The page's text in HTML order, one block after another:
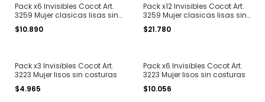
Pack x6 Invisibles Cocot Art.
3259 Mujer clasicas lisas sin
costura
$10.890
Pack x12 Invisibles Cocot Art.
3259 Mujer clasicas lisas sin
costura
$21.780
Pack x3 Invisibles Cocot Art.
3223 Mujer lisos sin costuras
$4.965
Pack x6 Invisibles Cocot Art.
3223 Mujer lisos sin costuras
$10.056